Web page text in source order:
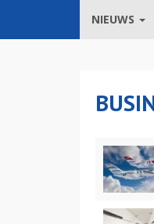
NIEUWS